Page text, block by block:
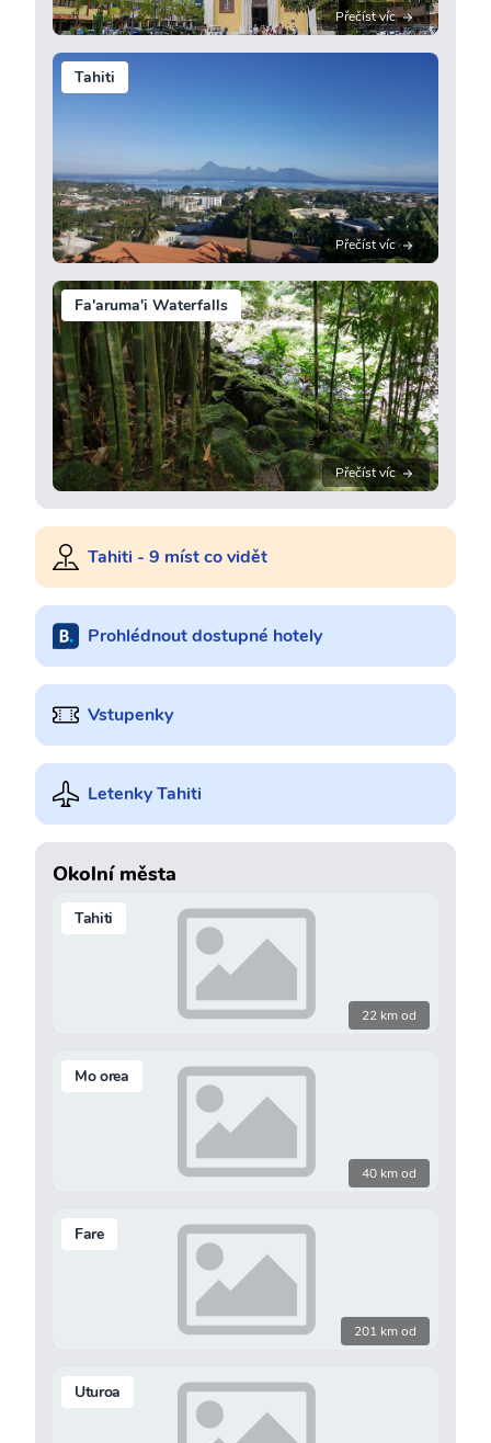
Přečíst víc
Tahiti
Přečíst víc
Fa'aruma'i Waterfalls
Přečíst víc
Tahiti - 9 míst co vidět
Prohlédnout dostupné hotely
Vstupenky
Letenky Tahiti
Okolní města
Tahiti
22 km od
Mo orea
40 km od
Fare
201 km od
Uturoa